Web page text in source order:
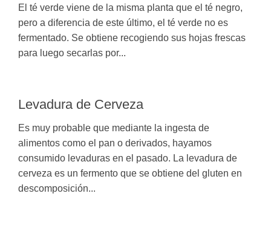
El té verde viene de la misma planta que el té negro,
pero a diferencia de este último, el té verde no es
fermentado. Se obtiene recogiendo sus hojas frescas
para luego secarlas por...
Levadura de Cerveza
Es muy probable que mediante la ingesta de
alimentos como el pan o derivados, hayamos
consumido levaduras en el pasado. La levadura de
cerveza es un fermento que se obtiene del gluten en
descomposición...